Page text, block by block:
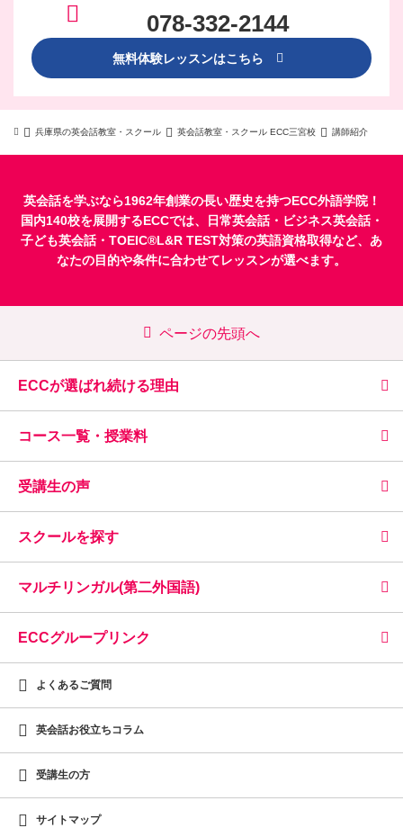
078-332-2144
無料体験レッスンはこちら
兵庫県の英会話教室・スクール 英会話教室・スクール ECC三宮校 講師紹介
英会話を学ぶなら1962年創業の長い歴史を持つECC外語学院！
国内140校を展開するECCでは、
日常英会話・ ビジネス英会話・
子ども英会話・ TOEIC®L&R TEST対策の英語資格取得など、あ
なたの目的や条件に合わせてレッスンが選べます。
ページの先頭へ
ECCが選ばれ続ける理由
コース一覧・授業料
受講生の声
スクールを探す
マルチリンガル(第二外国語)
ECCグループリンク
よくあるご質問
英会話お役立ちコラム
受講生の方
サイトマップ